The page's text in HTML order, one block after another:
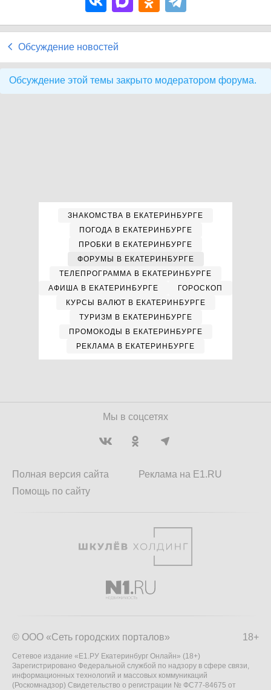
Обсуждение новостей
Обсуждение этой темы закрыто модератором форума.
ЗНАКОМСТВА В ЕКАТЕРИНБУРГЕ
ПОГОДА В ЕКАТЕРИНБУРГЕ
ПРОБКИ В ЕКАТЕРИНБУРГЕ
ФОРУМЫ В ЕКАТЕРИНБУРГЕ
ТЕЛЕПРОГРАММА В ЕКАТЕРИНБУРГЕ
АФИША В ЕКАТЕРИНБУРГЕ
ГОРОСКОП
КУРСЫ ВАЛЮТ В ЕКАТЕРИНБУРГЕ
ТУРИЗМ В ЕКАТЕРИНБУРГЕ
ПРОМОКОДЫ В ЕКАТЕРИНБУРГЕ
РЕКЛАМА В ЕКАТЕРИНБУРГЕ
Мы в соцсетях
Полная версия сайта
Помощь по сайту
Реклама на E1.RU
18+
© ООО «Сеть городских порталов»
Сетевое издание «Е1.РУ Екатеринбург Онлайн» (18+)
Зарегистрировано Федеральной службой по надзору в сфере связи,
информационных технологий и массовых коммуникаций
(Роскомнадзор) Свидетельство о регистрации № ФС77-84675 от